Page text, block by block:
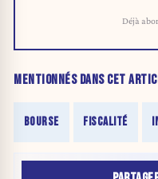
Déjà
MENTIONNÉS DANS CET
BOURSE FISCALITÉ